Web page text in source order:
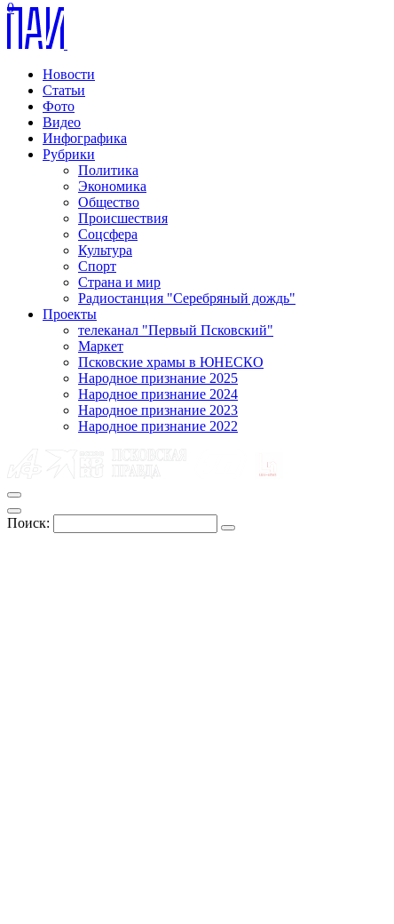
Новости
Статьи
Фото
Видео
Инфографика
Рубрики
Политика
Экономика
Общество
Происшествия
Соцсфера
Культура
Спорт
Страна и мир
Радиостанция "Серебряный дождь"
Проекты
телеканал "Первый Псковский"
Маркет
Псковские храмы в ЮНЕСКО
Народное признание 2025
Народное признание 2024
Народное признание 2023
Народное признание 2022
Поиск:
0